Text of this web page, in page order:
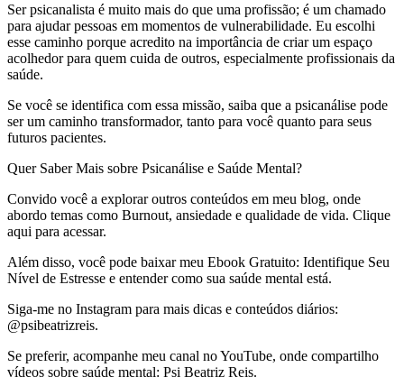
Ser psicanalista é muito mais do que uma profissão; é um chamado
para ajudar pessoas em momentos de vulnerabilidade. Eu escolhi
esse caminho porque acredito na importância de criar um espaço
acolhedor para quem cuida de outros, especialmente profissionais da
saúde.
Se você se identifica com essa missão, saiba que a psicanálise pode
ser um caminho transformador, tanto para você quanto para seus
futuros pacientes.
Quer Saber Mais sobre Psicanálise e Saúde Mental?
Convido você a explorar outros conteúdos em meu blog, onde
abordo temas como Burnout, ansiedade e qualidade de vida. Clique
aqui para acessar.
Além disso, você pode baixar meu Ebook Gratuito: Identifique Seu
Nível de Estresse e entender como sua saúde mental está.
Siga-me no Instagram para mais dicas e conteúdos diários:
@psibeatrizreis.
Se preferir, acompanhe meu canal no YouTube, onde compartilho
vídeos sobre saúde mental: Psi Beatriz Reis.